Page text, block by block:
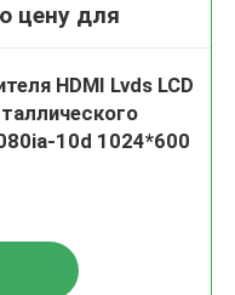
цену для
HDMI Lvds LCD
10d 1024*600